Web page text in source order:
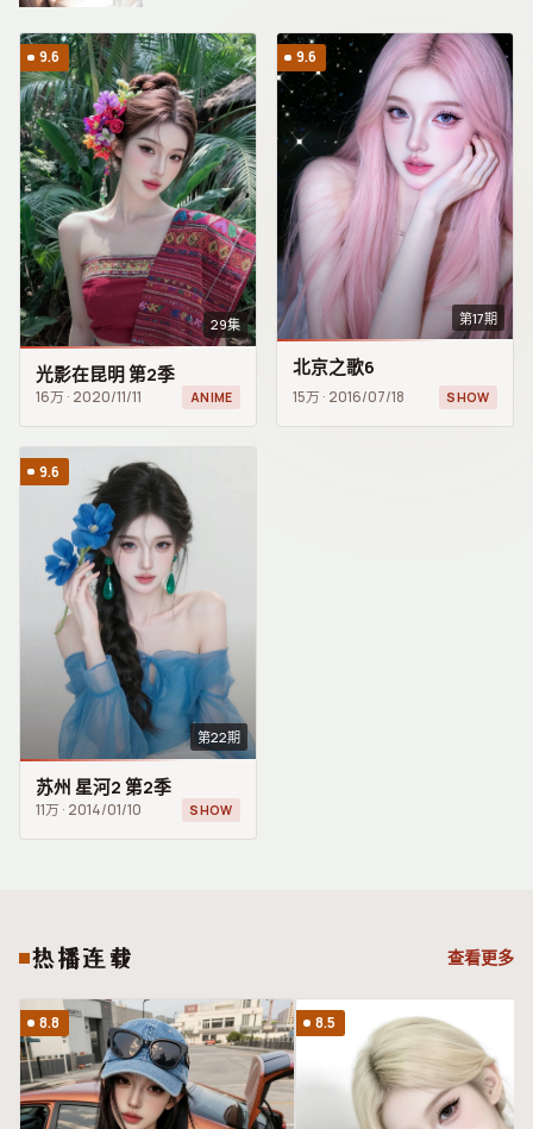
9.6
29集
光影在昆明 第2季
16万 · 2020/11/11 ANIME
9.6
第17期
北京之歌6
15万 · 2016/07/18 SHOW
9.6
第22期
苏州 星河2 第2季
11万 · 2014/01/10 SHOW
热播连载 查看更多
8.8 8.5